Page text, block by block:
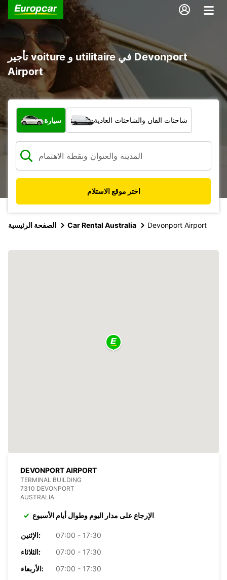
تأجير voiture و utilitaire في Devonport
Airport
ما نوع المركبة؟
سيارة شاحنات الفان والشاحنات العادية
اختر موقع الاستلام
الصفحة الرئيسية Car Rental Australia Devonport Airport
DEVONPORT AIRPORT
TERMINAL BUILDING
7310 DEVONPORT
AUSTRALIA
الإرجاع على مدار اليوم وطوال أيام الأسبوع
الإثنين:
07:00 - 17:30
الثلاثاء:
07:00 - 17:30
الأربعاء:
07:00 - 17:30